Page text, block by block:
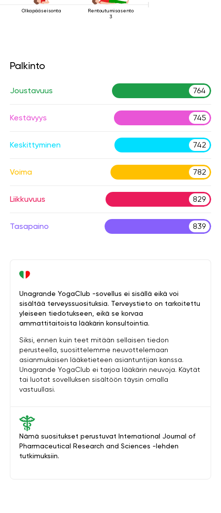
Olkapääseisonta
Rentoutumisasento
3
Palkinto
Joustavuus 764
Kestävyys 745
Keskittyminen 742
Voima 782
Liikkuvuus 829
Tasapaino 839
Nämä suositukset perustuvat International Journal of
Pharmaceutical Research and Sciences -lehden
tutkimuksiin.
Unagrande YogaClub -sovellus ei sisällä eikä voi
sisältää terveyssuosituksia. Terveystieto on tarkoitettu
yleiseen tiedotukseen, eikä se korvaa
ammattitaitoista lääkärin konsultointia.
Siksi, ennen kuin teet mitään sellaisen tiedon
perusteella, suosittelemme neuvottelemaan
asianmukaisen lääketieteen asiantuntijan kanssa.
Unagrande YogaClub ei tarjoa lääkärin neuvoja. Käytät
tai luotat sovelluksen sisältöön täysin omalla
vastuullasi.